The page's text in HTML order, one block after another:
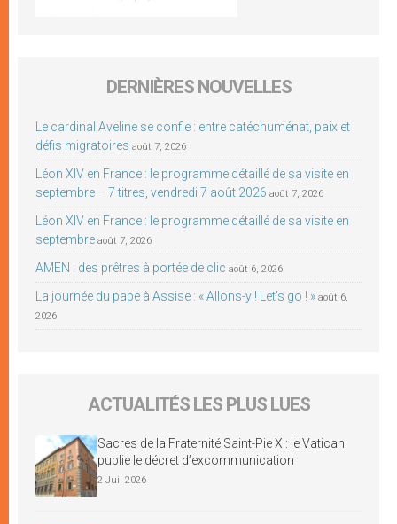
DERNIÈRES NOUVELLES
Le cardinal Aveline se confie : entre catéchuménat, paix et
défis migratoires août 7, 2026
Léon XIV en France : le programme détaillé de sa visite en
septembre – 7 titres, vendredi 7 août 2026 août 7, 2026
Léon XIV en France : le programme détaillé de sa visite en
septembre août 7, 2026
AMEN : des prêtres à portée de clic août 6, 2026
La journée du pape à Assise : « Allons-y ! Let’s go ! » août 6,
2026
ACTUALITÉS LES PLUS LUES
Sacres de la Fraternité Saint-Pie X : le Vatican
publie le décret d’excommunication
2 Juil 2026